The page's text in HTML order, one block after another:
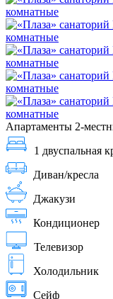
Апартаменты 2-
1 двуспальная
Диван/кресла
Джакузи
Кондиционер
Телевизор
Холодильник
Сейф